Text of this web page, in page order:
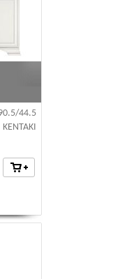
44.5
KENTAKI